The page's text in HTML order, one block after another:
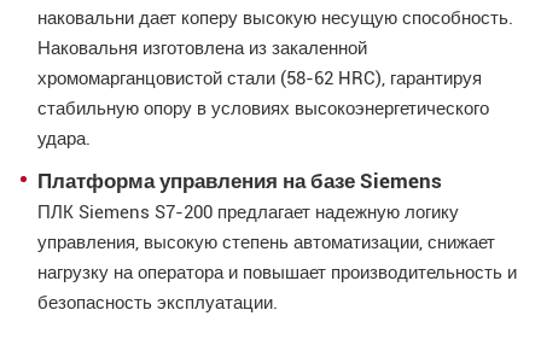
наковальни дает коперу высокую несущую способность.
Наковальня изготовлена из закаленной
хромомарганцовистой стали (58-62 HRC), гарантируя
стабильную опору в условиях высокоэнергетического
удара.
Платформа управления на базе Siemens
ПЛК Siemens S7-200 предлагает надежную логику
управления, высокую степень автоматизации, снижает
нагрузку на оператора и повышает производительность и
безопасность эксплуатации.